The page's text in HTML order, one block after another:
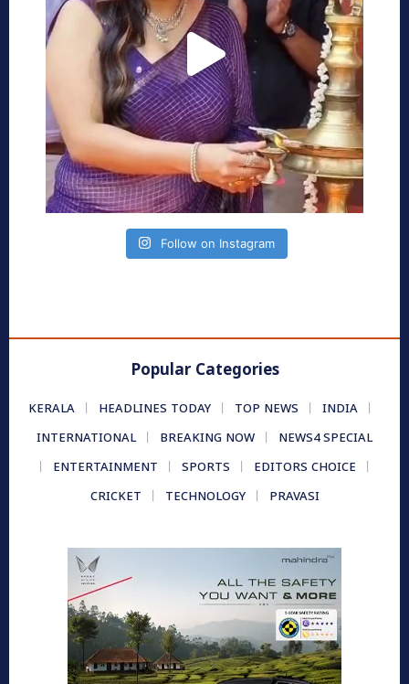
Follow on Instagram
Popular Categories
KERALA HEADLINES TODAY TOP NEWS
INDIA
INTERNATIONAL
BREAKING NOW
NEWS4 SPECIAL
ENTERTAINMENT
SPORTS
EDITORS CHOICE
CRICKET
TECHNOLOGY PRAVASI